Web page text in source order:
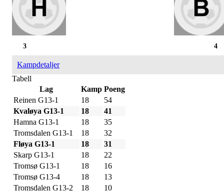
4
3
Kampdetaljer
Tabell
Lag
Kamp Poeng
Reinen G13-1
18
54
Kvaløya G13-1
18
41
Hamna G13-1
18
35
Tromsdalen G13-1
18
32
Fløya G13-1
18
31
Skarp G13-1
18
22
Tromsø G13-1
18
16
Tromsø G13-4
18
13
Tromsdalen G13-2
18
10